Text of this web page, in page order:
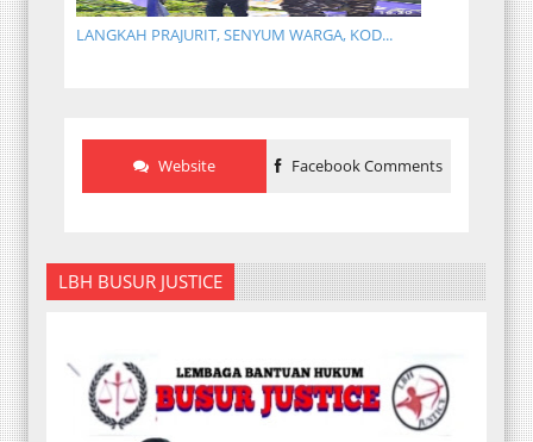
LANGKAH PRAJURIT, SENYUM WARGA, KOD...
Website Facebook Comments
LBH BUSUR JUSTICE